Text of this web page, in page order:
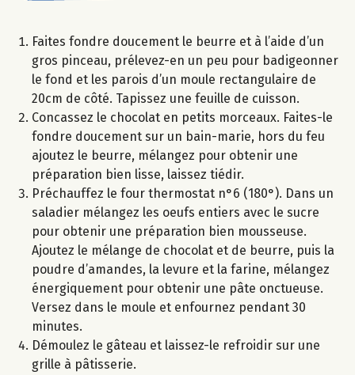
Faites fondre doucement le beurre et à l’aide d’un
gros pinceau, prélevez-en un peu pour badigeonner
le fond et les parois d’un moule rectangulaire de
20cm de côté. Tapissez une feuille de cuisson.
Concassez le chocolat en petits morceaux. Faites-le
fondre doucement sur un bain-marie, hors du feu
ajoutez le beurre, mélangez pour obtenir une
préparation bien lisse, laissez tiédir.
Préchauffez le four thermostat n°6 (180°). Dans un
saladier mélangez les oeufs entiers avec le sucre
pour obtenir une préparation bien mousseuse.
Ajoutez le mélange de chocolat et de beurre, puis la
poudre d’amandes, la levure et la farine, mélangez
énergiquement pour obtenir une pâte onctueuse.
Versez dans le moule et enfournez pendant 30
minutes.
Démoulez le gâteau et laissez-le refroidir sur une
grille à pâtisserie.